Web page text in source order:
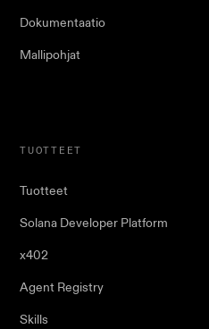
Dokumentaatio
Mallipohjat
TUOTTEET
Tuotteet
Solana Developer Platform
x402
Agent Registry
Skills